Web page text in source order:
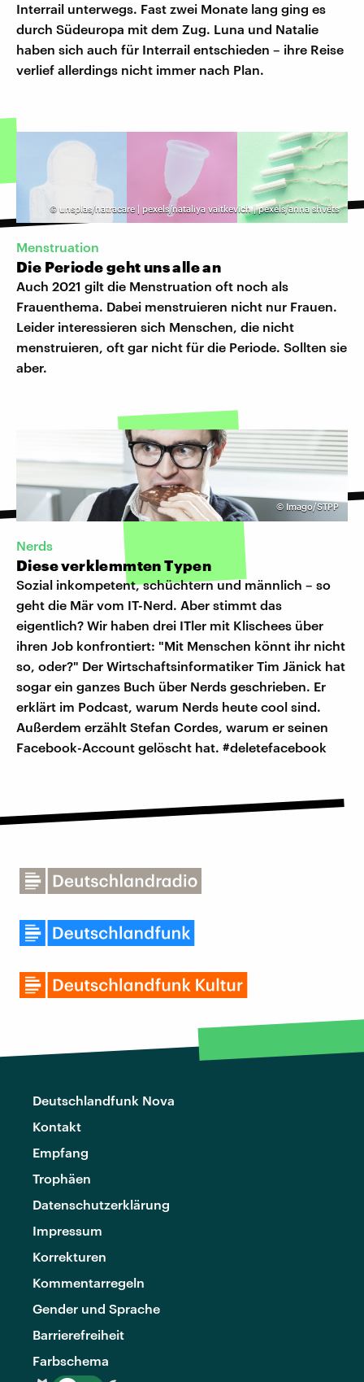
Interrail unterwegs. Fast zwei Monate lang ging es
durch Südeuropa mit dem Zug. Luna und Natalie
haben sich auch für Interrail entschieden – ihre Reise
verlief allerdings nicht immer nach Plan.
© unsplas/natracare | pexels/nataliya vaitkevich | pexels/anna shvets
Menstruation
Die Periode geht uns alle an
Auch 2021 gilt die Menstruation oft noch als
Frauenthema. Dabei menstruieren nicht nur Frauen.
Leider interessieren sich Menschen, die nicht
menstruieren, oft gar nicht für die Periode. Sollten sie
aber.
© Imago/STPP
Nerds
Diese verklemmten Typen
Sozial inkompetent, schüchtern und männlich – so
geht die Mär vom IT-Nerd. Aber stimmt das
eigentlich? Wir haben drei ITler mit Klischees über
ihren Job konfrontiert: "Mit Menschen könnt ihr nicht
so, oder?" Der Wirtschaftsinformatiker Tim Jänick hat
sogar ein ganzes Buch über Nerds geschrieben. Er
erklärt im Podcast, warum Nerds heute cool sind.
Außerdem erzählt Stefan Cordes, warum er seinen
Facebook-Account gelöscht hat. #deletefacebook
Deutschlandfunk Nova
Kontakt
Empfang
Trophäen
Datenschutzerklärung
Impressum
Korrekturen
Kommentarregeln
Gender und Sprache
Barrierefreiheit
Farbschema